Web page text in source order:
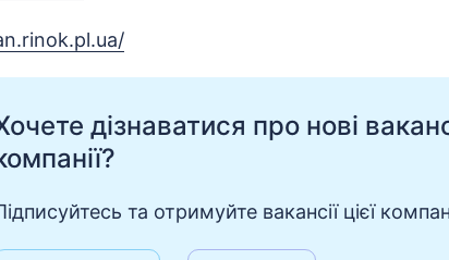
дізнаватися про нові
та отримуйте вакансії цієї